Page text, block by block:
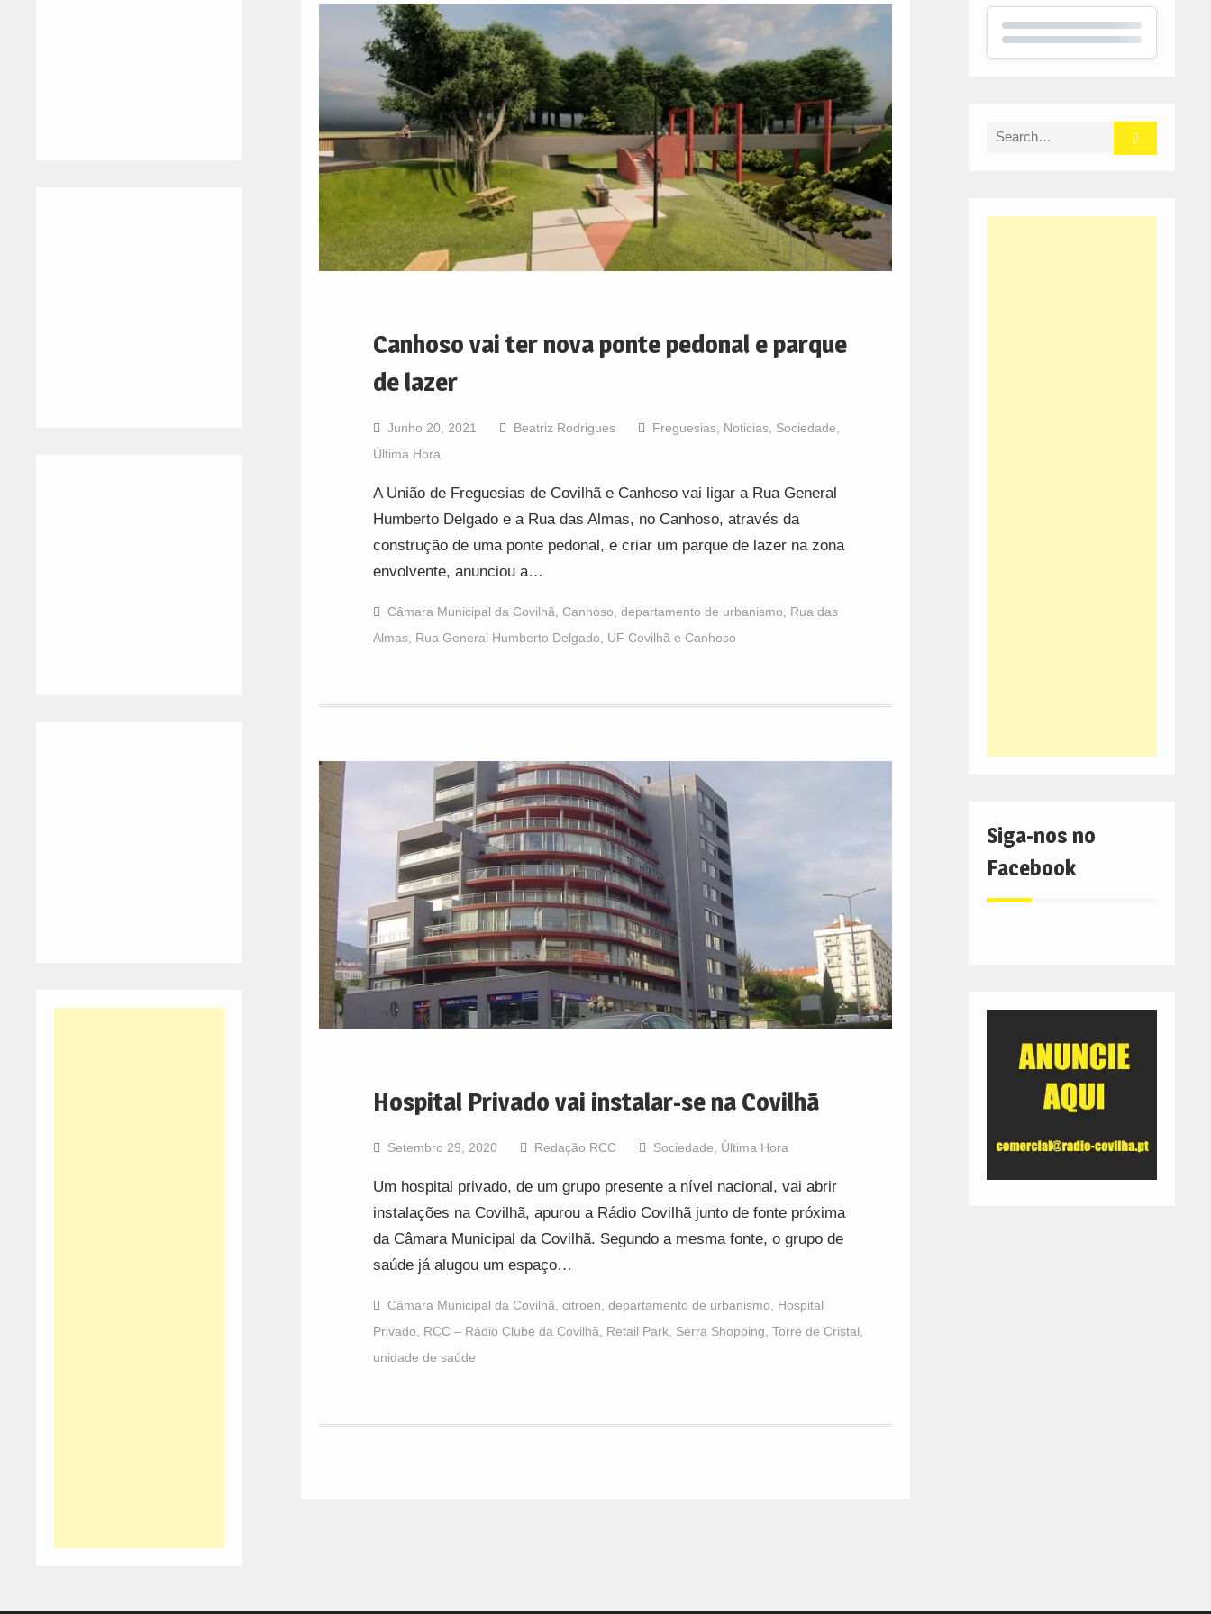
Canhoso vai ter nova ponte pedonal e parque
de lazer
Junho 20, 2021 Beatriz Rodrigues Freguesias, Noticias, Sociedade
Última Hora
A União de Freguesias de Covilhã e Canhoso vai ligar a Rua General
Humberto Delgado e a Rua das Almas, no Canhoso, através da
construção de uma ponte pedonal, e criar um parque de lazer na zona
envolvente, anunciou a…
Câmara Municipal da Covilhã Canhoso departamento de urbanismo
Rua das
Almas, Rua General Humberto Delgado UF Covilhã e Canhoso
Hospital Privado vai instalar-se na Covilhã
Setembro 29, 2020 Redação RCC Sociedade Última Hora
Um hospital privado, de um grupo presente a nível nacional, vai abrir
instalações na Covilhã, apurou a Rádio Covilhã junto de fonte próxima
da Câmara Municipal da Covilhã. Segundo a mesma fonte, o grupo de
saúde já alugou um espaço…
Câmara Municipal da Covilhã citroen departamento de urbanismo
Hospital
Privado
RCC – Rádio Clube da Covilhã Retail Park, Serra Shopping Torre de Cristal
unidade de saúde
Search
Siga-nos no
Facebook